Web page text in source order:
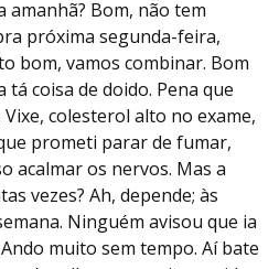
amanhã? Bom, não tem
próxima segunda-feira,
bom, vamos combinar. Bom
tá coisa de doido. Pena que
colesterol alto no exame,
prometi parar de fumar,
acalmar os nervos. Mas a
vezes? Ah, depende; às
Ninguém avisou que ia
muito sem tempo. Aí bate